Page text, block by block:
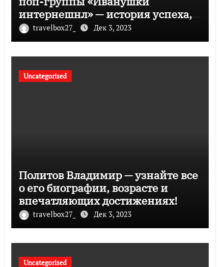
интернешнл» — история успеха,
музыка и судьбы участников
travelbox27_ Дек 3, 2023
Uncategorised
Политов Владимир — узнайте все
о его биографии, возрасте и
впечатляющих достижениях!
travelbox27_ Дек 3, 2023
Uncategorised